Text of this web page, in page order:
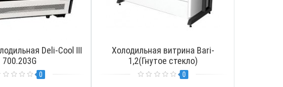
Deli-Cool III
700.203G
0
Холодильная витрина Bari-
1,2(Гнутое стекло)
0